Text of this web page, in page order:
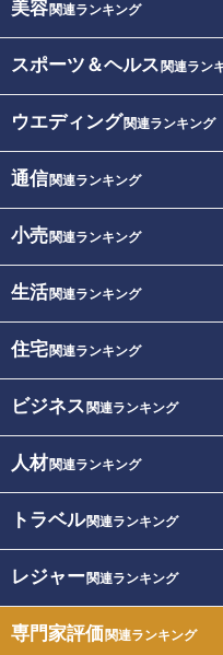
美容関連ランキング
スポーツ＆ヘルス 関連ラン
ウエディング関連ランキング
通信関連ランキング
小売関連ランキング
生活関連ランキング
住宅関連ランキング
ビジネス 関連ランキング
人材関連ランキング
トラベル関連ランキング
レジャー関連ランキング
専門家評価関連ランキング